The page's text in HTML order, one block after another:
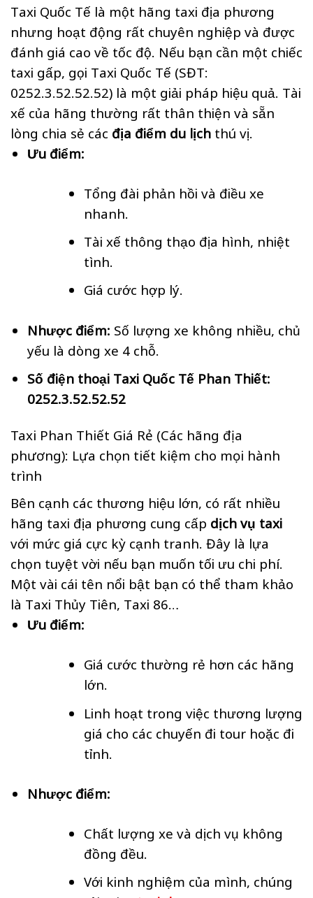
Taxi Quốc Tế là một hãng taxi địa phương
nhưng hoạt động rất chuyên nghiệp và được
đánh giá cao về tốc độ. Nếu bạn cần một chiếc
taxi gấp, gọi Taxi Quốc Tế (SĐT:
0252.3.52.52.52) là một giải pháp hiệu quả. Tài
xế của hãng thường rất thân thiện và sẵn
lòng chia sẻ các địa điểm du lịch thú vị.
Ưu điểm:
Tổng đài phản hồi và điều xe
nhanh.
Tài xế thông thạo địa hình, nhiệt
tình.
Giá cước hợp lý.
Nhược điểm: Số lượng xe không nhiều, chủ
yếu là dòng xe 4 chỗ.
Số điện thoại Taxi Quốc Tế Phan Thiết:
0252.3.52.52.52
Taxi Phan Thiết Giá Rẻ (Các hãng địa
phương): Lựa chọn tiết kiệm cho mọi hành
trình
Bên cạnh các thương hiệu lớn, có rất nhiều
hãng taxi địa phương cung cấp dịch vụ taxi
với mức giá cực kỳ cạnh tranh. Đây là lựa
chọn tuyệt vời nếu bạn muốn tối ưu chi phí.
Một vài cái tên nổi bật bạn có thể tham khảo
là Taxi Thủy Tiên, Taxi 86…
Ưu điểm:
Giá cước thường rẻ hơn các hãng
lớn.
Linh hoạt trong việc thương lượng
giá cho các chuyến đi tour hoặc đi
tỉnh.
Nhược điểm:
Chất lượng xe và dịch vụ không
đồng đều.
Với kinh nghiệm của mình, chúng